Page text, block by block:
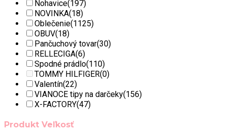
Nohavice(197)
NOVINKA(18)
Oblečenie(1125)
OBUV(18)
Pančuchový tovar(30)
RELLECIGA(6)
Spodné prádlo(110)
TOMMY HILFIGER(0)
Valentín(22)
VIANOCE tipy na darčeky(156)
X-FACTORY(47)
Produkt Veľkosť